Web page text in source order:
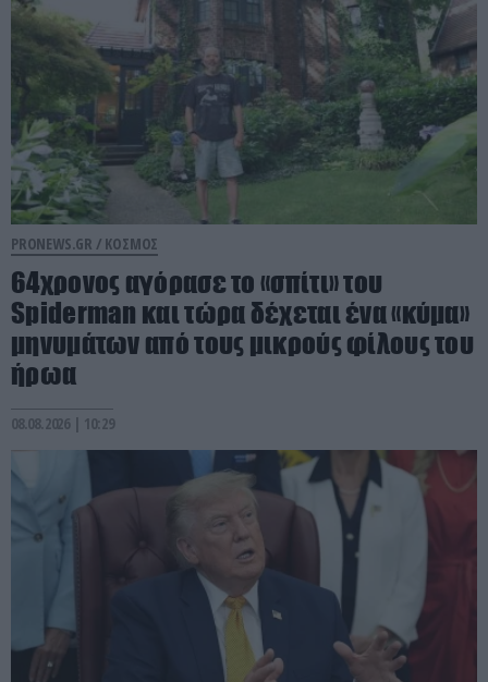
PRONEWS.GR / ΚΟΣΜΟΣ
64χρονος αγόρασε το «σπίτι» του
Spiderman και τώρα δέχεται ένα «κύμα»
μηνυμάτων από τους μικρούς φίλους του
ήρωα
08.08.2026 | 10:29